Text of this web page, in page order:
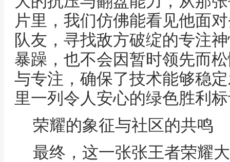
片里，我们仿佛能看见他面
队友，寻找敌方破绽的专注
暴躁，也不会因暂时领先而
与专注，确保了技术能够稳
里一列令人安心的绿色胜利
荣耀的象征与社区的共鸣
最终，这一张张王者荣耀